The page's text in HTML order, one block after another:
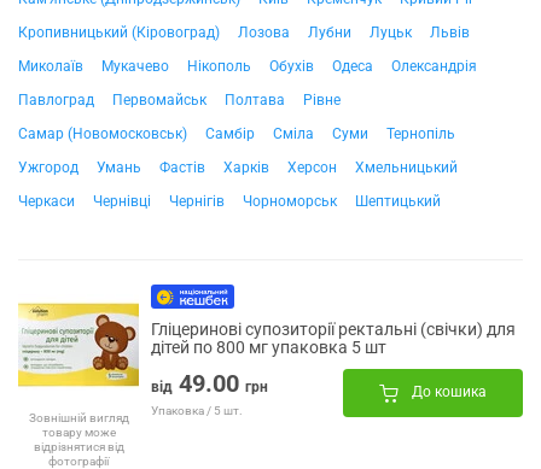
Кропивницький (Кіровоград)
Лозова Лубни Луцьк
Львів
Миколаїв
Мукачево Нікополь Обухів Одеса
Олександрія
Павлоград
Первомайськ Полтава
Рівне
Самар (Новомосковськ)
Самбір Сміла Суми
Тернопіль
Ужгород
Умань Фастів Харків Херсон
Хмельницький
Черкаси
Чернівці Чернігів Чорноморськ Шептицький
Зовнішній вигляд
товару може
відрізнятися від
фотографії
Гліцеринові супозиторії ректальні (свічки) для
дітей по 800 мг упаковка 5 шт
від 49.00 грн
Упаковка / 5 шт.
До кошика